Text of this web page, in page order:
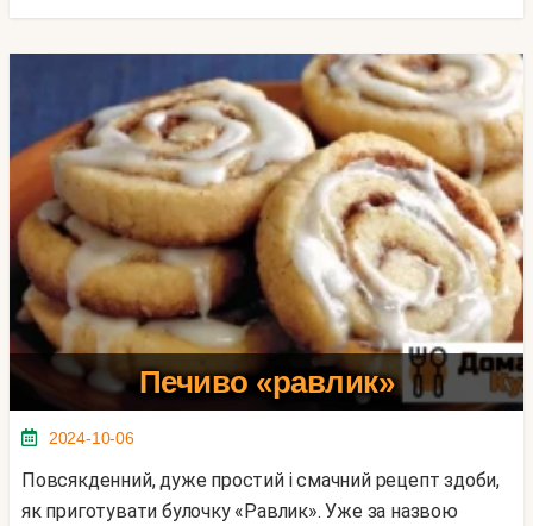
Печиво «равлик»
2024-10-06
Повсякденний, дуже простий і смачний рецепт здоби,
як приготувати булочку «Равлик». Уже за назвою